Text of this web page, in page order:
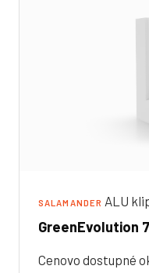
SALAMANDER ALU
GreenEvolution
Cenovo dostupné